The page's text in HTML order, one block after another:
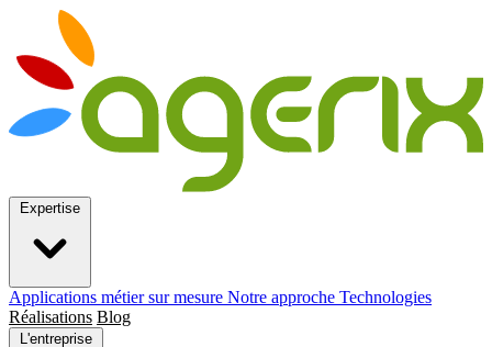
Applications métier sur mesure Notre approche Technologies
Réalisations Blog